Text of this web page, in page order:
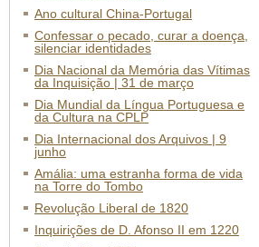
Ano cultural China-Portugal
Confessar o pecado, curar a doença,
silenciar identidades
Dia Nacional da Memória das Vítimas
da Inquisição | 31 de março
Dia Mundial da Língua Portuguesa e
da Cultura na CPLP
Dia Internacional dos Arquivos | 9
junho
Amália: uma estranha forma de vida
na Torre do Tombo
Revolução Liberal de 1820
Inquirições de D. Afonso II em 1220